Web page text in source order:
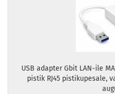
USB adapter Gbit LAN-ile
pistik RJ45 pistikupesale,